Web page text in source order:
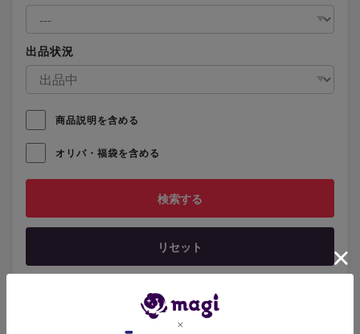
出品状況
商品説明を含める
オリパ・福袋を含める
リセット